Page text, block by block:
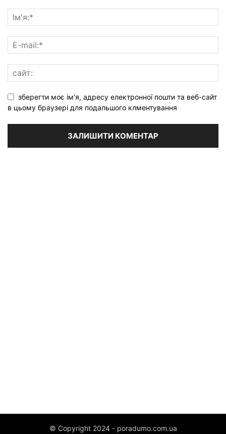
зберегти моє ім'я, адресу електронної пошти та веб-сайт
в цьому браузері для подальшого клментування
© Copyright 2024 - poradumo.com.ua